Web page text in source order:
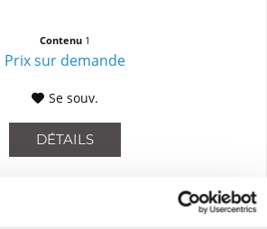
Contenu 1
Prix sur demande
Se souv.
DÉTAILS